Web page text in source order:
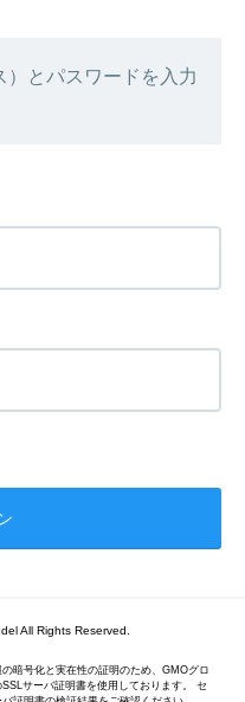
）とパスワードを入力
All Rights Reserved.
暗号化と実在性の証明のため、GMOグロ
サーバ証明書を使用しております。 セ